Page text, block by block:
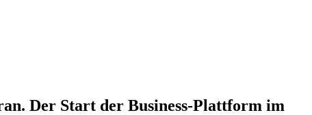
Der Start der Business-Plattform im